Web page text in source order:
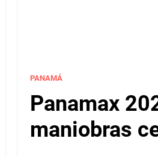
PANAMÁ
Panamax
maniobras